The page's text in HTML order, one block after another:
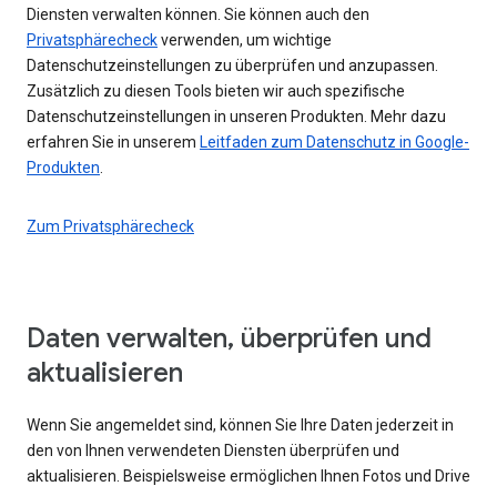
Diensten verwalten können. Sie können auch den
Privatsphärecheckverwenden, um wichtige
Datenschutzeinstellungen zu überprüfen und anzupassen.
Zusätzlich zu diesen Tools bieten wir auch spezifische
Datenschutzeinstellungen in unseren Produkten. Mehr dazu
erfahren Sie in unserem Leitfaden zum Datenschutz in Google-
Produkten
Zum Privatsphärecheck
Daten verwalten, überprüfen und
aktualisieren
Wenn Sie angemeldet sind, können Sie Ihre Daten jederzeit in
den von Ihnen verwendeten Diensten überprüfen und
aktualisieren. Beispielsweise ermöglichen Ihnen Fotos und Drive